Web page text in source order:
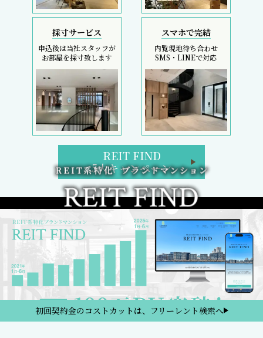
採寸サービス
申込後は当社スタッフが
お部屋を採寸致します
スマホで完結
内覧現地待ち合わせ
SMS・LINEで対応
REIT FIND
5大キャンペーン
初回契約金のコストカットは、フリーレント検索へ